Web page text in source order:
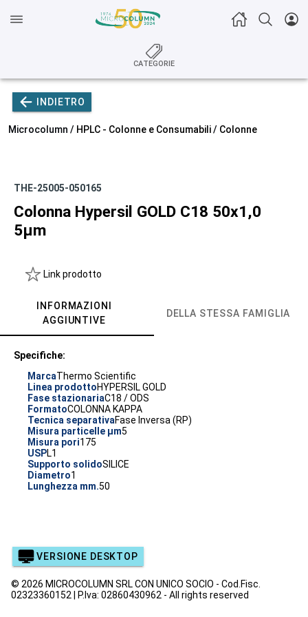
CATEGORIE
INDIETRO
Microcolumn / HPLC - Colonne e Consumabili/ Colonne
THE-25005-050165
Colonna Hypersil GOLD C18 50x1,0
5µm
Link prodotto
INFORMAZIONI
AGGIUNTIVE
DELLA STESSA FAMIGLIA
Specifiche:
MarcaThermo Scientific
Linea prodottoHYPERSIL GOLD
Fase stazionariaC18 / ODS
FormatoCOLONNA KAPPA
Tecnica separativaFase Inversa (RP)
Misura particelle µm5
Misura pori175
USPL1
Supporto solidoSILICE
Diametro1
Lunghezza mm.50
VERSIONE DESKTOP
© 2026 MICROCOLUMN SRL CON UNICO SOCIO - Cod.Fisc.
02323360152 | P.Iva: 02860430962 - All rights reserved